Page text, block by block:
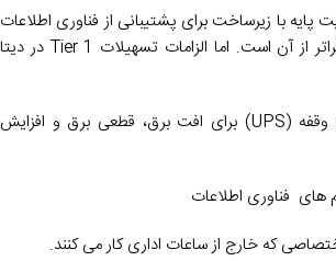
با زیرساخت برای پشتیبانی از فناوری اطلاعات
در یک محیط اداری و فراتر از آن است. اما الزامات تسهیلات Tier 1 در دیتا
– یک منبع تغذیه بدون وقفه (UPS) برای افت برق، قطعی برق و افزایش
فناوری اطلاعات
که خارج از ساعات اداری کار می کنند.